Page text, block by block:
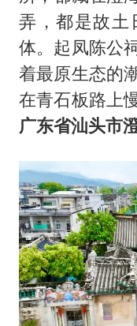
弄，都是故土
体。起凤陈公
着最原生态的
在青石板路上
广东省汕头市